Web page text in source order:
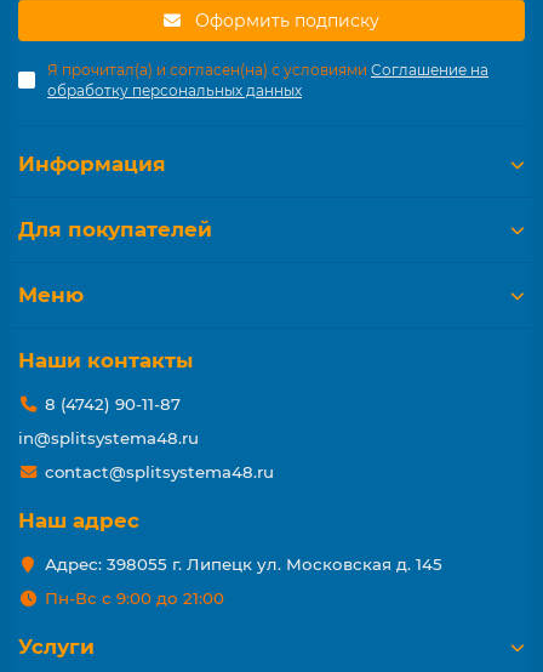
Оформить подписку
Я прочитал(а) и согласен(на) с условиями Соглашение на
обработку персональных данных
Информация
Для покупателей
Меню
Наши контакты
8 (4742) 90-11-87
in@splitsystema48.ru
contact@splitsystema48.ru
Наш адрес
Адрес: 398055 г. Липецк ул. Московская д. 145
Пн-Вс с 9:00 до 21:00
Услуги